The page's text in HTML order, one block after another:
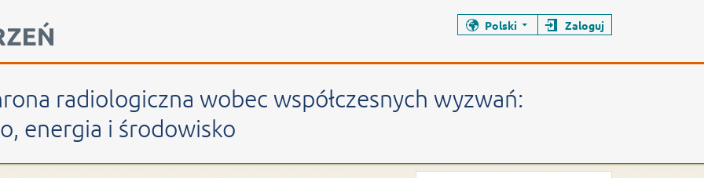
Polski Zaloguj
radiologiczna wobec współczesnych wyzwań:
energia i środowisko